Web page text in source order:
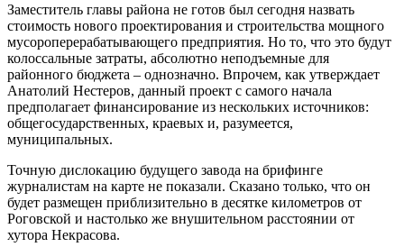
Заместитель главы района не готов был сегодня назвать
стоимость нового проектирования и строительства мощного
мусороперерабатывающего предприятия. Но то, что это будут
колоссальные затраты, абсолютно неподъемные для
районного бюджета – однозначно. Впрочем, как утверждает
Анатолий Нестеров, данный проект с самого начала
предполагает финансирование из нескольких источников:
общегосударственных, краевых и, разумеется,
муниципальных.
Точную дислокацию будущего завода на брифинге
журналистам на карте не показали. Сказано только, что он
будет размещен приблизительно в десятке километров от
Роговской и настолько же внушительном расстоянии от
хутора Некрасова.